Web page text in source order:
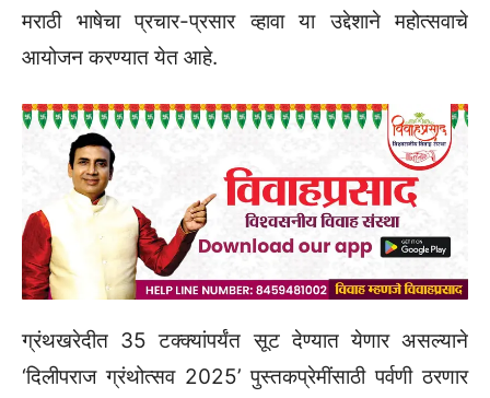
मराठी भाषेचा प्रचार-प्रसार व्हावा या उद्देशाने महोत्सवाचे
आयोजन करण्यात येत आहे.
ग्रंथखरेदीत 35 टक्क्यांपर्यंत सूट देण्यात येणार असल्याने
‌‘दिलीपराज ग्रंथोत्सव 2025‌’ पुस्तकप्रेमींसाठी पर्वणी ठरणार